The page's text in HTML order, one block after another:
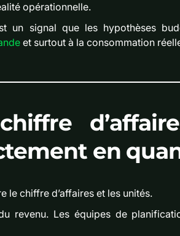
opérationnelle.
un signal que les hypothèses
et surtout à la consommation
en
le chiffre d’affaires et les unités.
revenu. Les équipes de